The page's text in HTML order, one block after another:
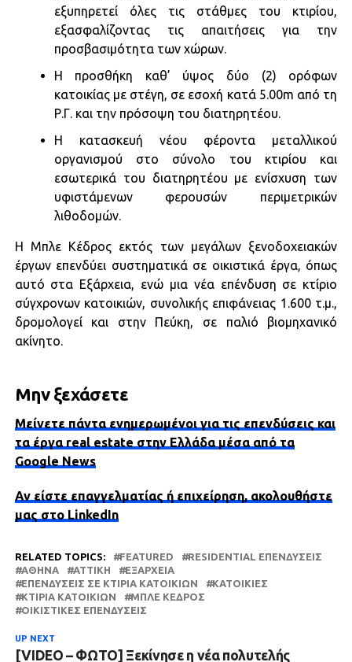
εξυπηρετεί όλες τις στάθμες του κτιρίου,
εξασφαλίζοντας τις απαιτήσεις για την
προσβασιμότητα των χώρων.
Η προσθήκη καθ’ ύψος δύο (2) ορόφων
κατοικίας με στέγη, σε εσοχή κατά 5.00m από τη
Ρ.Γ. και την πρόσοψη του διατηρητέου.
Η κατασκευή νέου φέροντα μεταλλικού
οργανισμού στο σύνολο του κτιρίου και
εσωτερικά του διατηρητέου με ενίσχυση των
υφιστάμενων φερουσών περιμετρικών
λιθοδομών.
Η Μπλε Κέδρος εκτός των μεγάλων ξενοδοχειακών
έργων επενδύει συστηματικά σε οικιστικά έργα, όπως
αυτό στα Εξάρχεια, ενώ μια νέα επένδυση σε κτίριο
σύγχρονων κατοικιών, συνολικής επιφάνειας 1.600 τ.μ.,
δρομολογεί και στην Πεύκη, σε παλιό βιομηχανικό
ακίνητο.
Μην ξεχάσετε
Μείνετε πάντα ενημερωμένοι για τις επενδύσεις και
τα έργα real estate στην Ελλάδα μέσα από τα
Google News
Αν είστε επαγγελματίας ή επιχείρηση, ακολουθήστε
μας στο LinkedIn
RELATED TOPICS: FEATURED
RESIDENTIAL ΕΠΕΝΔΎΣΕΙΣ
ΑΘΉΝΑ
ΑΤΤΙΚΗ
ΕΞΆΡΧΕΙΑ
ΕΠΕΝΔΎΣΕΙΣ ΣΕ ΚΤΊΡΙΑ ΚΑΤΟΙΚΙΏΝ
ΚΑΤΟΙΚΊΕΣ
ΚΤΊΡΙΑ ΚΑΤΟΙΚΙΏΝ
ΜΠΛΕ ΚΈΔΡΟΣ
ΟΙΚΙΣΤΙΚΈΣ ΕΠΕΝΔΎΣΕΙΣ
UP NEXT
[VIDEO – ΦΩΤΟ] Ξεκίνησε η νέα πολυτελής